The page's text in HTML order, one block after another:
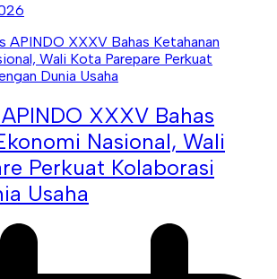
XXXV Bahas
Nasional, Wali
Perkuat Kolaborasi
Usaha